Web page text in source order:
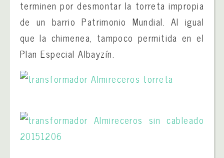
terminen por desmontar la torreta impropia
de un barrio Patrimonio Mundial. Al igual
que la chimenea, tampoco permitida en el
Plan Especial Albayzín.